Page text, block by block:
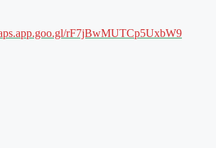
rF7jBwMUTCp5UxbW9